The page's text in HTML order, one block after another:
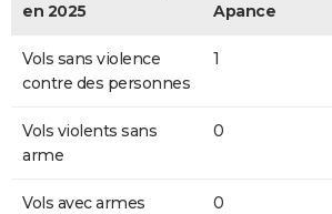
en 2025
Apance
Vols sans violence
contre des personnes
1
Vols violents sans
arme
0
Vols avec armes 0